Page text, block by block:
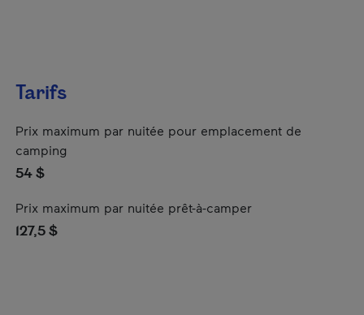
Tarifs
Prix maximum par nuitée pour emplacement de
camping
54 $
Prix maximum par nuitée prêt-à-camper
127,5 $